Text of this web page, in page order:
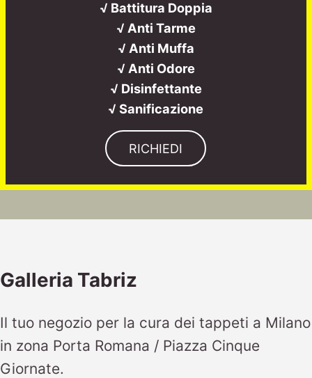
√ Battitura Doppia
√ Anti Tarme
√ Anti Muffa
√ Anti Odore
√ Disinfettante
√ Sanificazione
RICHIEDI
Galleria Tabriz
Il tuo negozio per la cura dei tappeti a Milano
in zona Porta Romana / Piazza Cinque
Giornate.